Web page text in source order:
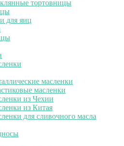
тортовницы
для яиц
масленки
масленки
из Чехии
из Китая
для сливочного масла